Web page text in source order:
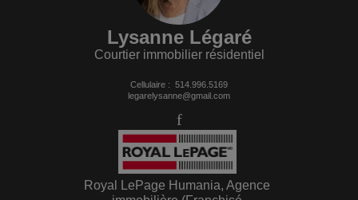
Lysanne Légaré
Courtier immobilier résidentiel
Cellulaire : 514.996.5169
legarelysanne@gmail.com
Royal LePage Humania, Agence